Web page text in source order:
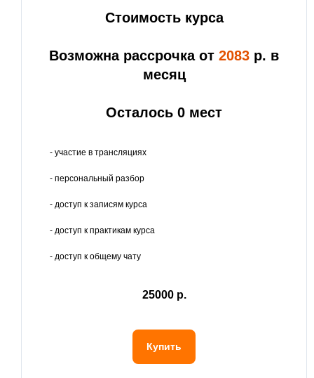
Стоимость курса
Возможна рассрочка от 2083 р. в
месяц
Осталось 0 мест
- участие в трансляциях
- персональный разбор
- доступ к записям курса
- доступ к практикам курса
- доступ к общему чату
25000 р.
Купить